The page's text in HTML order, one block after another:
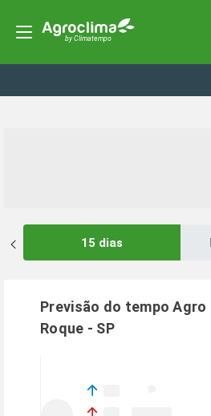
15 dias
Previsão do tempo Agro
Roque - SP